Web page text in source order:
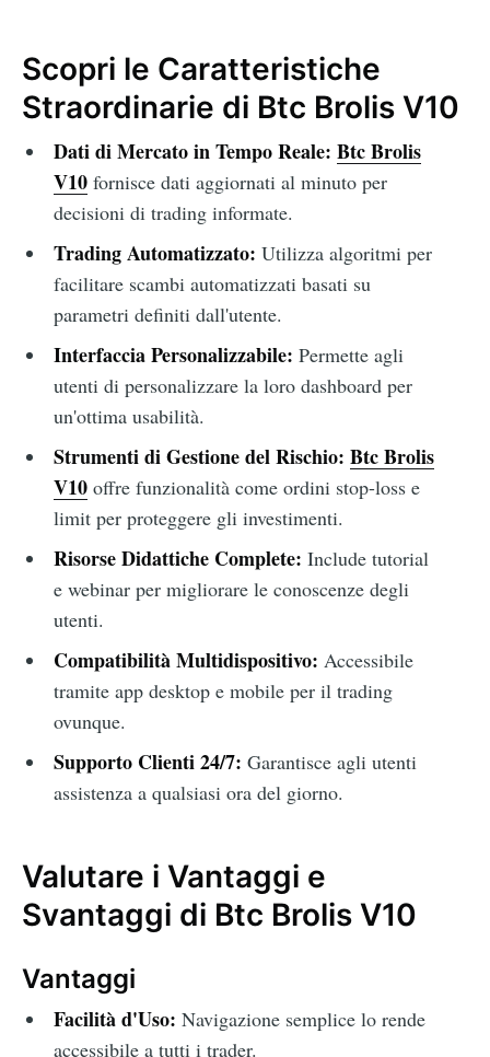
Scopri le Caratteristiche
Straordinarie di Btc Brolis V10
Dati di Mercato in Tempo Reale: Btc Brolis
V10fornisce dati aggiornati al minuto per
decisioni di trading informate.
Trading Automatizzato: Utilizza algoritmi per
facilitare scambi automatizzati basati su
parametri definiti dall'utente.
Interfaccia Personalizzabile: Permette agli
utenti di personalizzare la loro dashboard per
un'ottima usabilità.
Strumenti di Gestione del Rischio: Btc Brolis
V10offre funzionalità come ordini stop-loss e
limit per proteggere gli investimenti.
Risorse Didattiche Complete: Include tutorial
e webinar per migliorare le conoscenze degli
utenti.
Compatibilità Multidispositivo: Accessibile
tramite app desktop e mobile per il trading
ovunque.
Supporto Clienti 24/7: Garantisce agli utenti
assistenza a qualsiasi ora del giorno.
Valutare i Vantaggi e
Svantaggi di Btc Brolis V10
Vantaggi
Facilità d'Uso: Navigazione semplice lo rende
accessibile a tutti i trader.